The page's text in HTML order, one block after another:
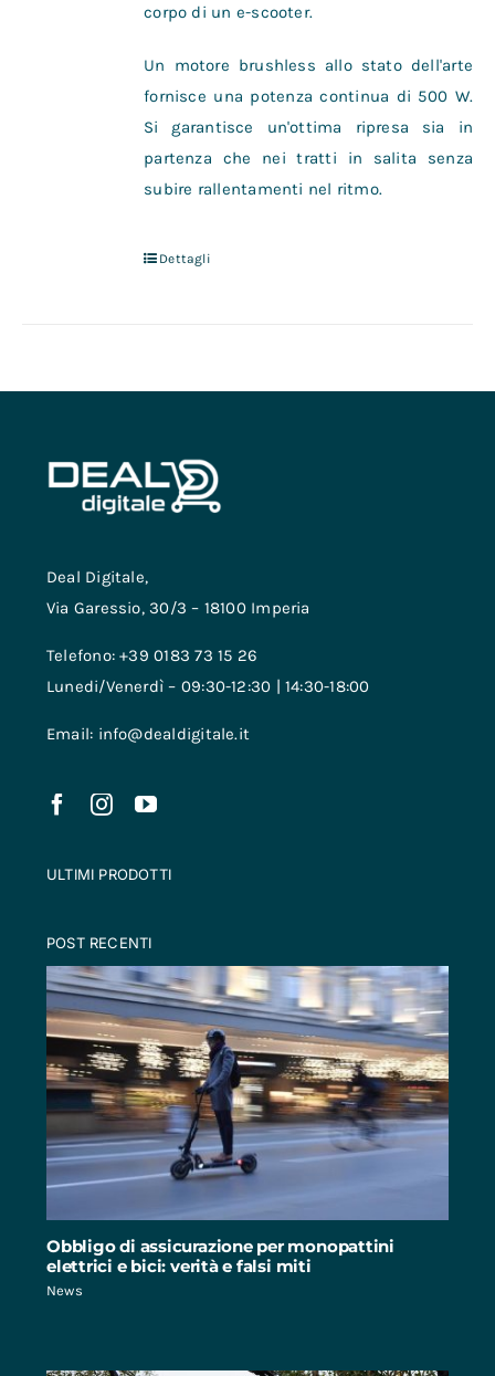
corpo di un e-scooter.
Un motore brushless allo stato dell'arte
fornisce una potenza continua di 500 W.
Si garantisce un'ottima ripresa sia in
partenza che nei tratti in salita senza
subire rallentamenti nel ritmo.
Dettagli
Deal Digitale,
Via Garessio, 30/3 – 18100 Imperia
Telefono: +39 0183 73 15 26
Lunedi/Venerdì – 09:30-12:30 | 14:30-18:00
Email: info@dealdigitale.it
ULTIMI PRODOTTI
POST RECENTI
Obbligo di assicurazione per monopattini
elettrici e bici: verità e falsi miti
News